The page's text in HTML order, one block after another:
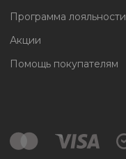
Программа лояльности
Акции
Помощь покупателям